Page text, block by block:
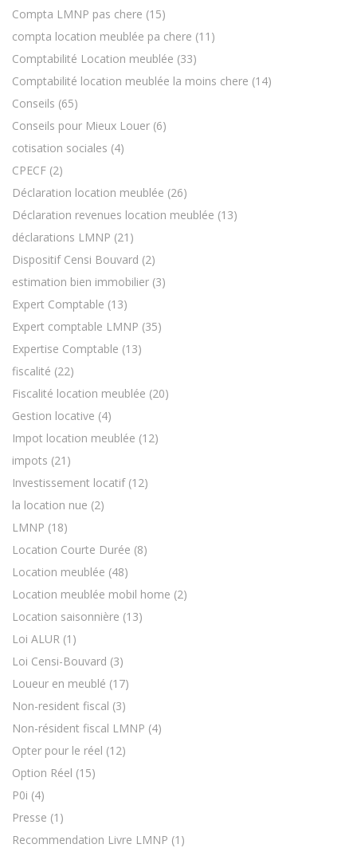
Compta LMNP pas chere (15)
compta location meublée pa chere (11)
Comptabilité Location meublée (33)
Comptabilité location meublée la moins chere (14)
Conseils (65)
Conseils pour Mieux Louer (6)
cotisation sociales (4)
CPECF (2)
Déclaration location meublée (26)
Déclaration revenues location meublée (13)
déclarations LMNP (21)
Dispositif Censi Bouvard (2)
estimation bien immobilier (3)
Expert Comptable (13)
Expert comptable LMNP (35)
Expertise Comptable (13)
fiscalité (22)
Fiscalité location meublée (20)
Gestion locative (4)
Impot location meublée (12)
impots (21)
Investissement locatif(12)
la location nue (2)
LMNP (18)
Location Courte Durée (8)
Location meublée (48)
Location meublée mobil home (2)
Location saisonnière (13)
Loi ALUR (1)
Loi Censi-Bouvard (3)
Loueur en meublé (17)
Non-resident fiscal (3)
Non-résident fiscal LMNP (4)
Opter pour le réel (12)
Option Réel (15)
P0i (4)
Presse (1)
Recommendation Livre LMNP (1)